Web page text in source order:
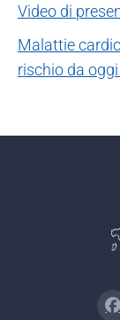
Video di
Malattie
rischio da